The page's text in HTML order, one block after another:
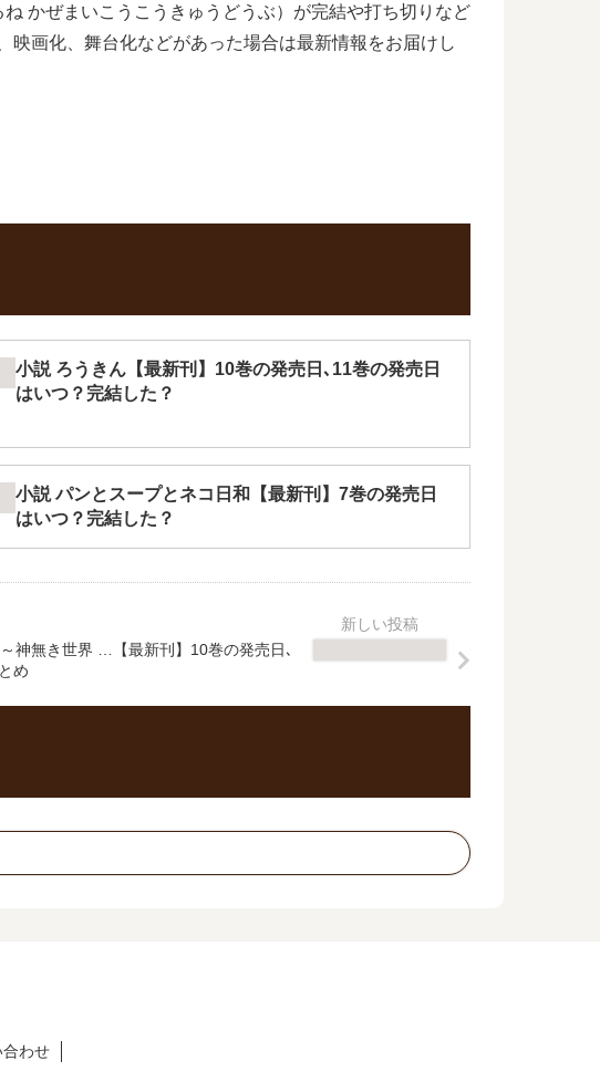
かぜまいこうこうきゅうどうぶ）が完結や打ち切りなど
画化、舞台化などがあった場合は最新情報をお届けし
小説 ろうきん【最新刊】10巻の発売日､11巻の発売日
はいつ？完結した？
小説 パンとスープとネコ日和【最新刊】7巻の発売日
はいつ？完結した？
神無き世界 …【最新刊】10巻の発売日､
め
合わせ